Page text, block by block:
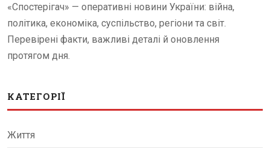
«Спостерігач» — оперативні новини України: війна,
політика, економіка, суспільство, регіони та світ.
Перевірені факти, важливі деталі й оновлення
протягом дня.
КАТЕГОРІЇ
Життя